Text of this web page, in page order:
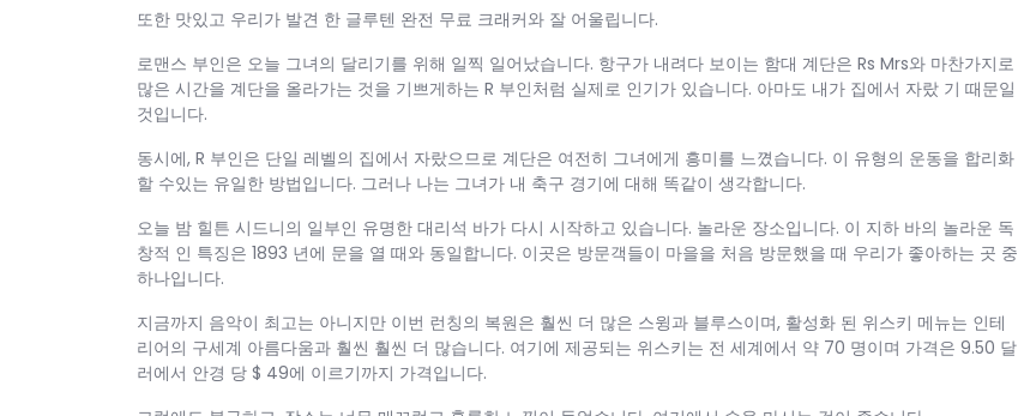
또한 맛있고 우리가 발견 한 글루텐 완전 무료 크래커와 잘 어울립니다.
로맨스 부인은 오늘 그녀의 달리기를 위해 일찍 일어났습니다. 항구가 내려다 보이는 함대 계단은 Rs Mrs와 마찬가지로
많은 시간을 계단을 올라가는 것을 기쁘게하는 R 부인처럼 실제로 인기가 있습니다. 아마도 내가 집에서 자랐 기 때문일
것입니다.
동시에, R 부인은 단일 레벨의 집에서 자랐으므로 계단은 여전히 ​​그녀에게 흥미를 느꼈습니다. 이 유형의 운동을 합리화
할 수있는 유일한 방법입니다. 그러나 나는 그녀가 내 축구 경기에 대해 똑같이 생각합니다.
오늘 밤 힐튼 시드니의 일부인 유명한 대리석 바가 다시 시작하고 있습니다. 놀라운 장소입니다. 이 지하 바의 놀라운 독
창적 인 특징은 1893 년에 문을 열 때와 동일합니다. 이곳은 방문객들이 마을을 처음 방문했을 때 우리가 좋아하는 곳 중
하나입니다.
지금까지 음악이 최고는 아니지만 이번 런칭의 복원은 훨씬 더 많은 스윙과 블루스이며, 활성화 된 위스키 메뉴는 인테
리어의 구세계 아름다움과 훨씬 훨씬 더 많습니다. 여기에 제공되는 위스키는 전 세계에서 약 70 명이며 가격은 9.50 달
러에서 안경 당 $ 49에 이르기까지 가격입니다.